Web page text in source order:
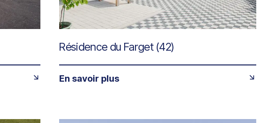
Résidence du Farget (42)
En savoir plus